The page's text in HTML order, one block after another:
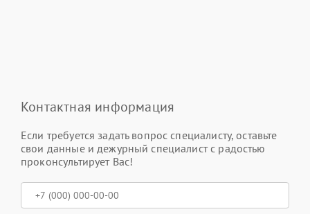
Контактная информация
Если требуется задать вопрос специалисту, оставьте
свои данные и дежурный специалист с радостью
проконсультирует Вас!